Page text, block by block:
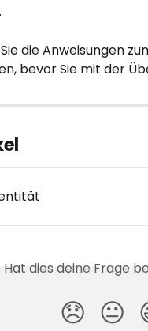
die Anweisungen
bevor Sie mit der
Hat dies deine Frage
😞 😐